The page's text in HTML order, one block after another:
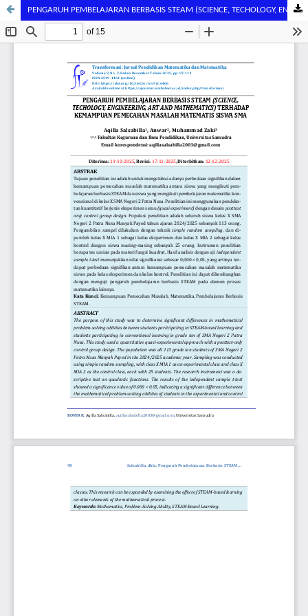
PENGARUH PEMBELAJARAN BERBASIS STEAM (SCIENCE, TECHOLOGY, ENGINEERING, ART AND MATHEMATICS) TERHADAP KEMAMPUAN PEMECAHAN MASALAH MATEMATIS SISWA SMA